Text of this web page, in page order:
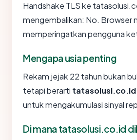
Handshake TLS ke
mengembalikan: No. Browser
memperingatkan pengguna
Mengapa usia penting
Rekam jejak 22 tahun bukan
tetapi berarti tatasolusi.co.id
untuk mengakumulasi sinyal
Di mana tatasolusi.co.id